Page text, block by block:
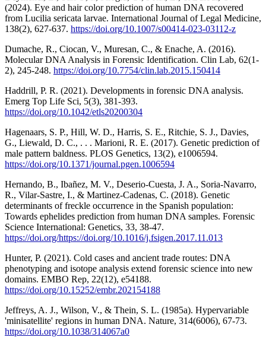
(2024). Eye and hair color prediction of human DNA recovered
from Lucilia sericata larvae. International Journal of Legal Medicine,
138(2), 627-637. https://doi.org/10.1007/s00414-023-03112-z
Dumache, R., Ciocan, V., Muresan, C., & Enache, A. (2016).
Molecular DNA Analysis in Forensic Identification. Clin Lab, 62(1-
2), 245-248. https://doi.org/10.7754/clin.lab.2015.150414
Haddrill, P. R. (2021). Developments in forensic DNA analysis.
Emerg Top Life Sci, 5(3), 381-393.
https://doi.org/10.1042/etls20200304
Hagenaars, S. P., Hill, W. D., Harris, S. E., Ritchie, S. J., Davies,
G., Liewald, D. C., . . . Marioni, R. E. (2017). Genetic prediction of
male pattern baldness. PLOS Genetics, 13(2), e1006594.
https://doi.org/10.1371/journal.pgen.1006594
Hernando, B., Ibañez, M. V., Deserio-Cuesta, J. A., Soria-Navarro,
R., Vilar-Sastre, I., & Martinez-Cadenas, C. (2018). Genetic
determinants of freckle occurrence in the Spanish population:
Towards ephelides prediction from human DNA samples. Forensic
Science International: Genetics, 33, 38-47.
https://doi.org/https://doi.org/10.1016/j.fsigen.2017.11.013
Hunter, P. (2021). Cold cases and ancient trade routes: DNA
phenotyping and isotope analysis extend forensic science into new
domains. EMBO Rep, 22(12), e54188.
https://doi.org/10.15252/embr.202154188
Jeffreys, A. J., Wilson, V., & Thein, S. L. (1985a). Hypervariable
'minisatellite' regions in human DNA. Nature, 314(6006), 67-73.
https://doi.org/10.1038/314067a0